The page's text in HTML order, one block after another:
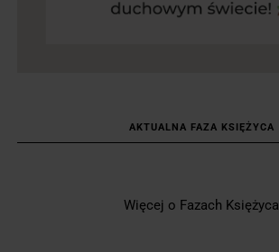
AKTUALNA FAZA KSIĘŻYCA
Więcej o Fazach Księżyca